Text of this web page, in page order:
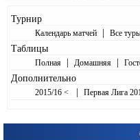
Турнир
Календарь матчей | Все
Таблицы
Полная | Домашняя |
Дополнительно
2015/16 < | Первая Лига